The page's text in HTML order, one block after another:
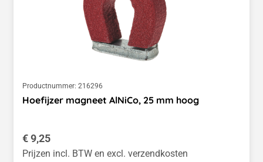
Productnummer: 216296
Hoefijzer magneet AlNiCo, 25 mm hoog
Normale prijs:
€ 9,25
Prijzen incl. BTW en excl. verzendkosten